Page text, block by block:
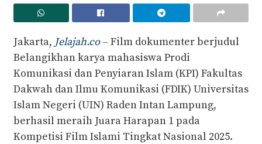
Jakarta, Jelajah.co– Film dokumenter berjudul
Belangikhan karya mahasiswa Prodi
Komunikasi dan Penyiaran Islam (KPI) Fakultas
Dakwah dan Ilmu Komunikasi (FDIK) Universitas
Islam Negeri (UIN) Raden Intan Lampung,
berhasil meraih Juara Harapan 1 pada
Kompetisi Film Islami Tingkat Nasional 2025.